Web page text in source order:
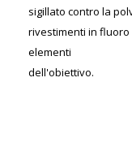
sigillato contro la
rivestimenti in
elementi
dell'obiettivo.